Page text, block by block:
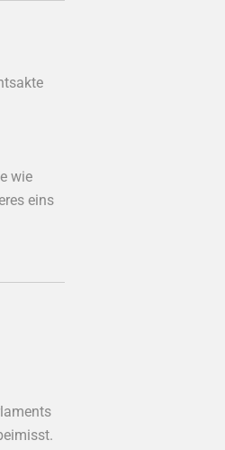
wie
eins